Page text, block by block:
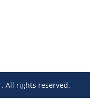
. All rights reserved.